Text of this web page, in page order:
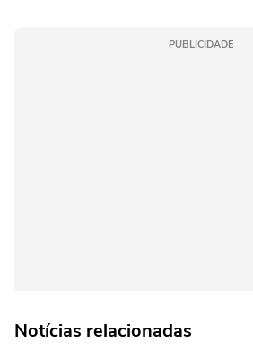
PUBLICIDADE
Notícias relacionadas